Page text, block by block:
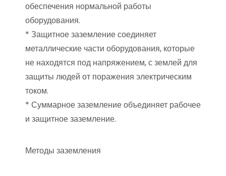
обеспечения нормальной работы
оборудования.
* Защитное заземление соединяет
металлические части оборудования, которые
не находятся под напряжением, с землей для
защиты людей от поражения электрическим
током.
* Суммарное заземление объединяет рабочее
и защитное заземление.
Методы заземления